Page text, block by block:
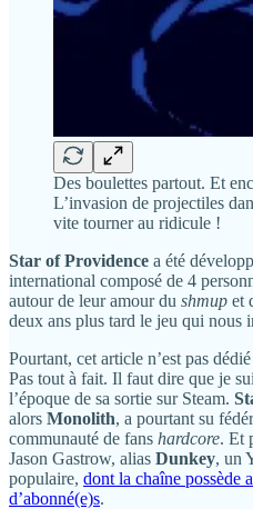
Des boulettes partout. Et
L’invasion de projectiles
vite tourner au ridicule !
Star of Providence a été
international composé de 4
autour de leur amour du shmup et
deux ans plus tard le jeu qui nous
Pourtant, cet article n’est pas
Pas tout à fait. Il faut dire que je
l’époque de sa sortie sur Steam.
alors Monolith, a pourtant su
communauté de fans hardcore. Et
Jason Gastrow, alias Dunkey, un
populaire, dont la chaîne possède
d’abonné(e)s.